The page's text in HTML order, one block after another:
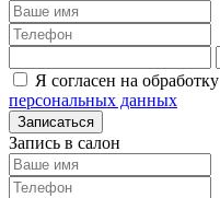
Я согласен на обработку
персональных данных
Записаться
Запись в салон